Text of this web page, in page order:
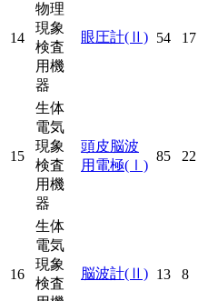
14
物理
現象
検査
用機
器
眼圧計(Ⅱ) 54 17
15
生体
電気
現象
検査
用機
器
頭皮脳波
用電極(Ⅰ)
85 22
16
生体
電気
現象
検査
脳波計(Ⅱ) 13 8